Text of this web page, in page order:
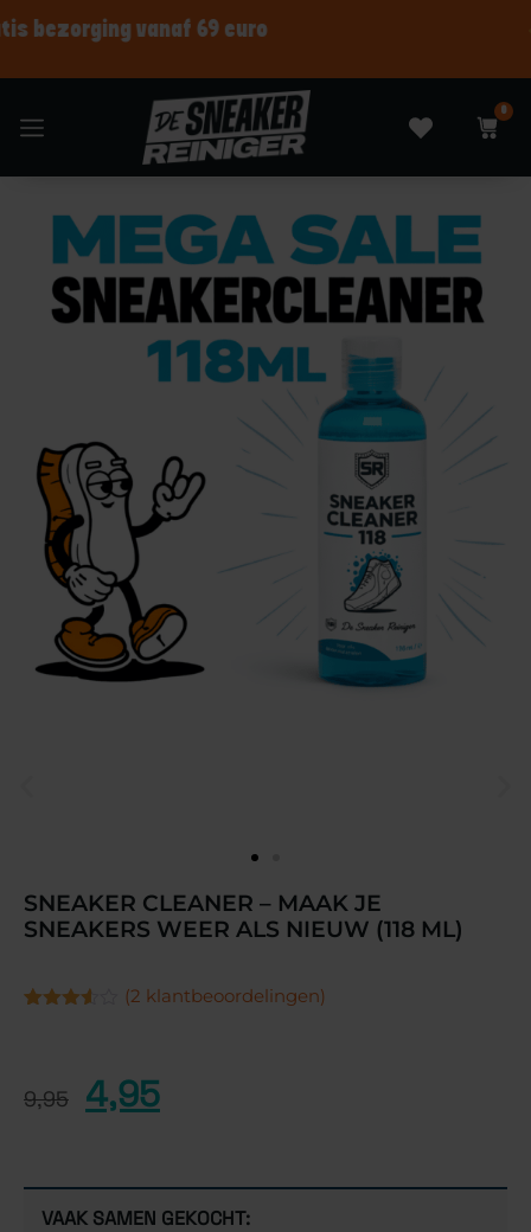
Shop nu betaal later
0
SNEAKER CLEANER – MAAK JE
SNEAKERS WEER ALS NIEUW (118 ML)
op
klantbeoordelingen
(2 klantbeoordelingen)
9,95 4,95
VAAK SAMEN GEKOCHT: